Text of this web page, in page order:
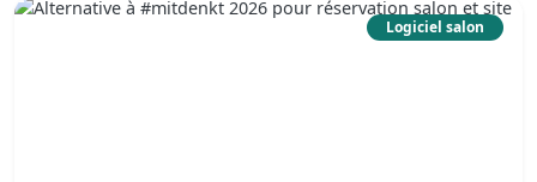
Logiciel salon